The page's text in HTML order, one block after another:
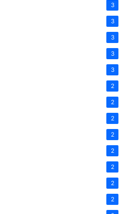
3
3
3
3
3
2
2
2
2
2
2
2
2